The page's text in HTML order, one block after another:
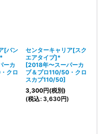
[バン
ーカ
クロ
センターキャリア[スク
エアタイプ]*
[2018年〜スーパーカ
ブ＆プロ110/50・クロ
スカブ110/50]
3,300円(税別)
(税込: 3,630円)